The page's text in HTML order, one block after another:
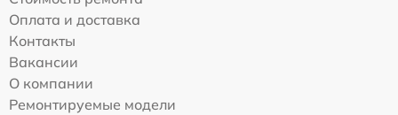
Оплата и доставка
Контакты
Вакансии
О компании
Ремонтируемые модели